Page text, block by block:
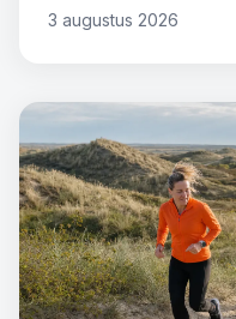
3 augustus 2026